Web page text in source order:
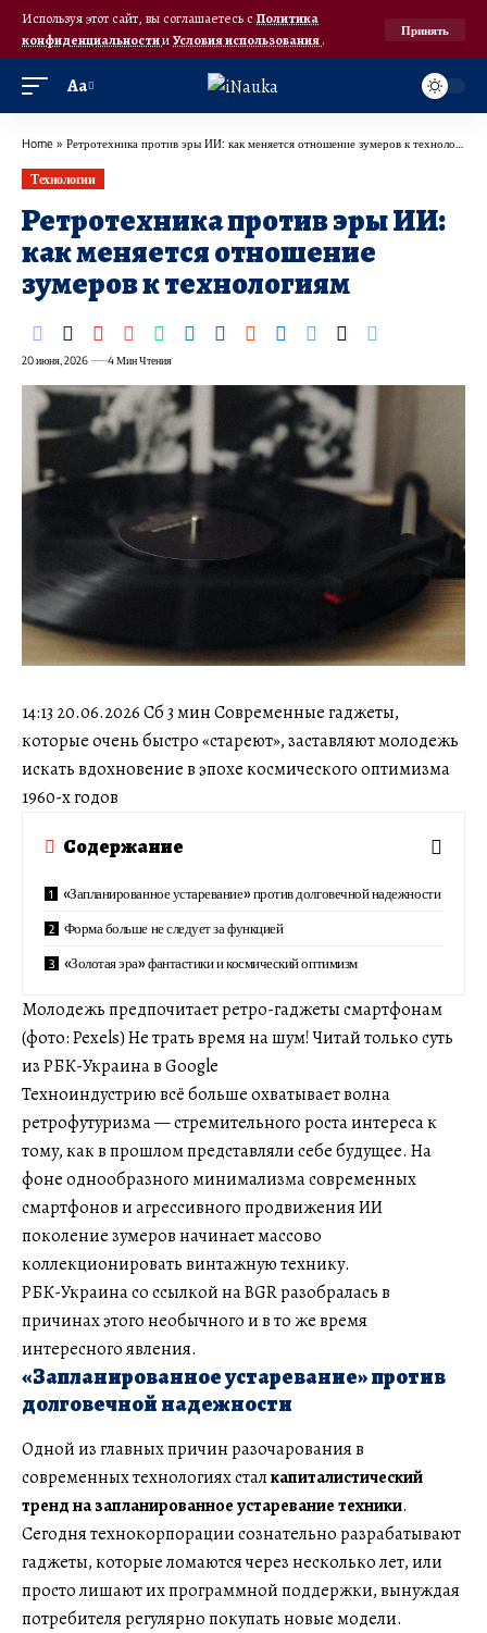
Используя этот сайт, вы соглашаетесь с Политика
конфиденциальностииУсловия использования.
Принять
Аа
Home » Ретротехника против эры ИИ: как меняется отношение зумеров к технологиям
Технологии
Ретротехника против эры ИИ:
как меняется отношение
зумеров к технологиям
20 июня, 2026 4 Мин Чтения
14:13 20.06.2026 Сб 3 мин Современные гаджеты,
которые очень быстро «стареют», заставляют молодежь
искать вдохновение в эпохе космического оптимизма
1960-х годов
Содержание
«Запланированное устаревание» против долговечной надежности
Форма больше не следует за функцией
«Золотая эра» фантастики и космический оптимизм
Молодежь предпочитает ретро-гаджеты смартфонам
(фото: Pexels) Не трать время на шум! Читай только суть
из РБК-Украина в Google
Техноиндустрию всё больше охватывает волна
ретрофутуризма — стремительного роста интереса к
тому, как в прошлом представляли себе будущее. На
фоне однообразного минимализма современных
смартфонов и агрессивного продвижения ИИ
поколение зумеров начинает массово
коллекционировать винтажную технику.
РБК-Украина со ссылкой на BGR разобралась в
причинах этого необычного и в то же время
интересного явления.
«Запланированное устаревание» против
долговечной надежности
Одной из главных причин разочарования в
современных технологиях сталкапиталистический
тренд на запланированное устаревание техники.
Сегодня технокорпорации сознательно разрабатывают
гаджеты, которые ломаются через несколько лет, или
просто лишают их программной поддержки, вынуждая
потребителя регулярно покупать новые модели.